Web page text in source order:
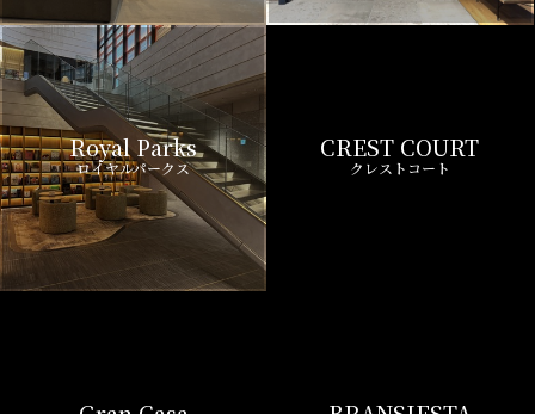
Royal Parks
ロイヤルパークス